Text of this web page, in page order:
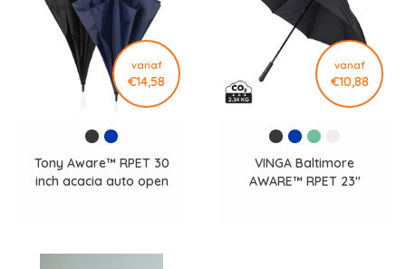
vanaf
€14,58
Tony Aware™ RPET 30
inch acacia auto open
vanaf
€10,88
VINGA Baltimore
AWARE™ RPET 23"